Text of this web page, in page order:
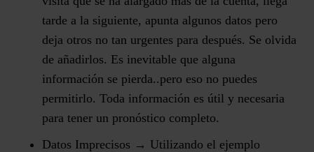
tarde a la siguiente, apunta algunos datos pero
deja otros no tan urgentes para después. Se olvida
de añadirlos. Es inevitable que alguna
información se pierda..pero eso no puedes
permitirlo. Toda información es útil y necesaria
para tener un pronóstico completo.
Datos Imprecisos → Utilizando el ejemplo